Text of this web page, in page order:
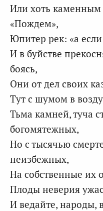
Или хоть
«Пождем»,
Юпитер рек: «а
И в буйстве
боясь,
Они от дел своих
Тут с шумом в
Тьма камней, туча
богомятежных,
Но с тысячью
неизбежных,
На собственные их
Плоды неверия
И ведайте, народы,